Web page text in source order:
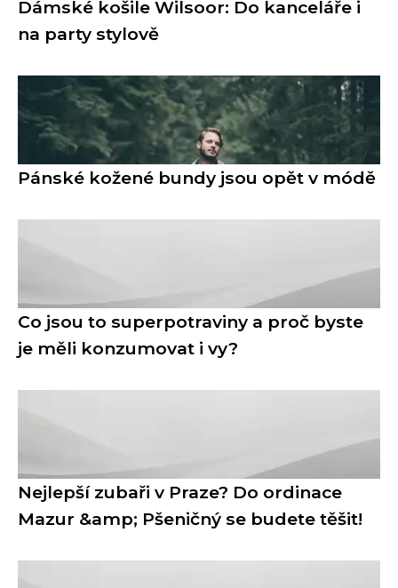
Dámské košile Wilsoor: Do kanceláře i
na party stylově
Pánské kožené bundy jsou opět v módě
Co jsou to superpotraviny a proč byste
je měli konzumovat i vy?
Nejlepší zubaři v Praze? Do ordinace
Mazur &amp; Pšeničný se budete těšit!